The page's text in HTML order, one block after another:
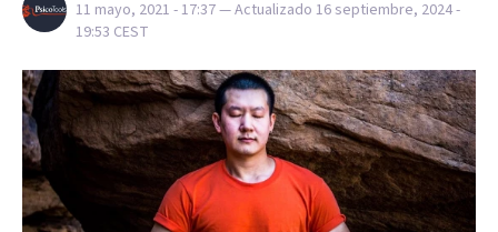
11 mayo, 2021 - 17:37— Actualizado 16 septiembre, 2024 -
19:53 CEST